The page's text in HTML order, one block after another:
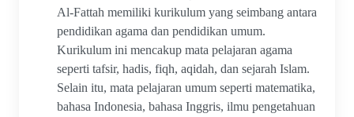
Al-Fattah memiliki kurikulum yang seimbang antara
pendidikan agama dan pendidikan umum.
Kurikulum ini mencakup mata pelajaran agama
seperti tafsir, hadis, fiqh, aqidah, dan sejarah Islam.
Selain itu, mata pelajaran umum seperti matematika,
bahasa Indonesia, bahasa Inggris, ilmu pengetahuan